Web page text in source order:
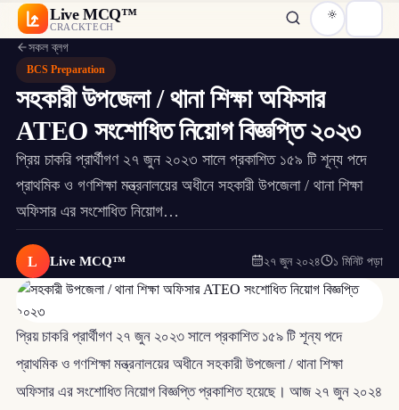
Live MCQ™
CRACKTECH
সকল ব্লগ
BCS Preparation
সহকারী উপজেলা / থানা শিক্ষা অফিসার
ATEO সংশোধিত নিয়োগ বিজ্ঞপ্তি ২০২৩
প্রিয় চাকরি প্রার্থীগণ ২৭ জুন ২০২৩ সালে প্রকাশিত ১৫৯ টি শূন্য পদে
প্রাথমিক ও গণশিক্ষা মন্ত্রনালয়ের অধীনে সহকারী উপজেলা / থানা শিক্ষা
অফিসার এর সংশোধিত নিয়োগ…
L Live MCQ™ ২৭ জুন ২০২৪ ১ মিনিট পড়া
প্রিয় চাকরি প্রার্থীগণ ২৭ জুন ২০২৩ সালে প্রকাশিত ১৫৯ টি শূন্য পদে
প্রাথমিক ও গণশিক্ষা মন্ত্রনালয়ের অধীনে সহকারী উপজেলা / থানা শিক্ষা
অফিসার এর সংশোধিত নিয়োগ বিজ্ঞপ্তি প্রকাশিত হয়েছে। আজ ২৭ জুন ২০২৪